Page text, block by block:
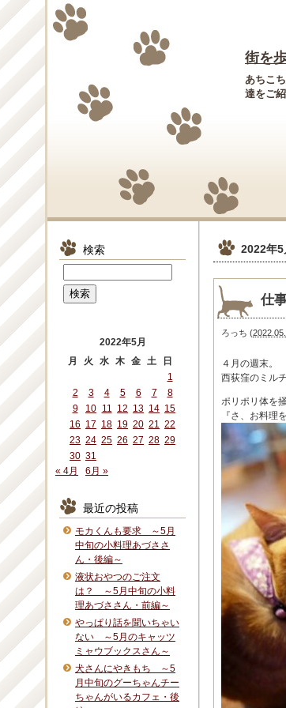
街を
あちこ
達をご
2022年5
仕
ろっち (
４月の週末。
西荻窪のミル
ポリポリ体を
『さ、お料理
検索
2022年5月
月
火 水 木 金 土
日
1
2
3 4 5 6 7
8
9
10 11 12 13 14 15
16 17 18 19 20 21 22
23 24 25 26 27 28 29
30 31
« 4月
6月 »
最近の投稿
モカくんも要求 ～5月
中旬の小料理あづささ
ん・後編～
液状おやつのご注文
は？ ～5月中旬の小料
理あづささん・前編～
やっぱり話を聞いちゃい
ない ～5月のキャッツ
ミャウブックスさん～
犬さんにやきもち ～5
月中旬のグーちゃんチー
ちゃんがいるカフェ・後